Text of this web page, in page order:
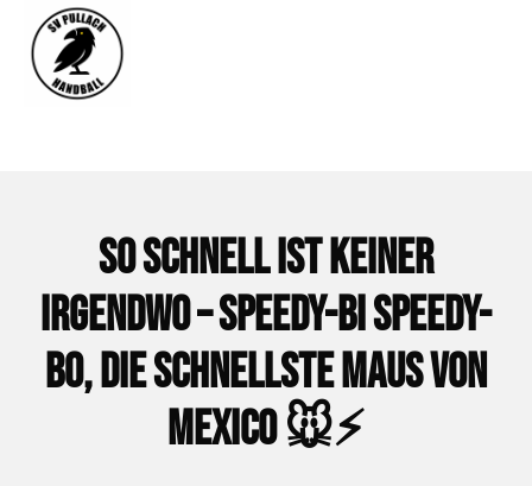
News & Berichte
Kontakt
Shop
So schnell ist keiner
irgendwo – speedy-bi speedy-
bo, die schnellste Maus von
Mexico 🐭⚡